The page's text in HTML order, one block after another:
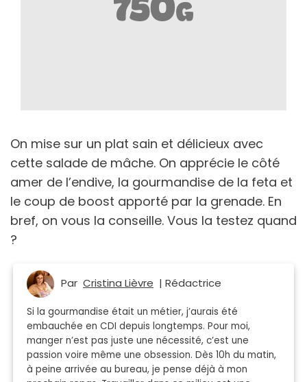
On mise sur un plat sain et délicieux avec
cette salade de mâche. On apprécie le côté
amer de l’endive, la gourmandise de la feta et
le coup de boost apporté par la grenade. En
bref, on vous la conseille. Vous la testez quand
?
Par Cristina Lièvre | Rédactrice
Si la gourmandise était un métier, j’aurais été
embauchée en CDI depuis longtemps. Pour moi,
manger n’est pas juste une nécessité, c’est une
passion voire même une obsession. Dès 10h du matin,
à peine arrivée au bureau, je pense déjà à mon